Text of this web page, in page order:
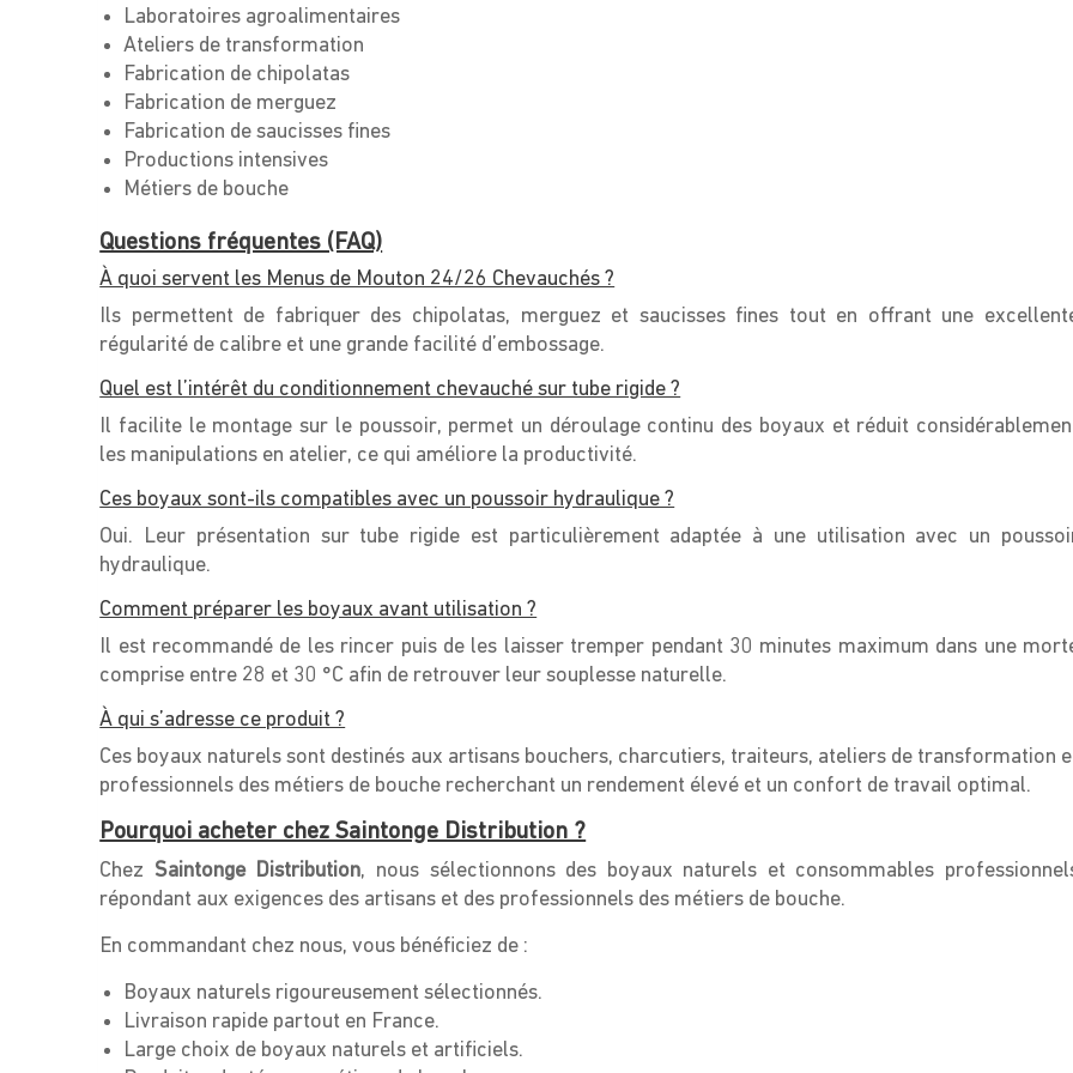
Laboratoires agroalimentaires
Ateliers de transformation
Fabrication de chipolatas
Fabrication de merguez
Fabrication de saucisses fines
Productions intensives
Métiers de bouche
Questions fréquentes (FAQ)
À quoi servent les Menus de Mouton 24/26 Chevauchés ?
Ils permettent de fabriquer des chipolatas, merguez et saucisses fines tout en offrant une
régularité de calibre et une grande facilité d’embossage.
Quel est l’intérêt du conditionnement chevauché sur tube rigide ?
Il facilite le montage sur le poussoir, permet un déroulage continu des boyaux et réduit
les manipulations en atelier, ce qui améliore la productivité.
Ces boyaux sont-ils compatibles avec un poussoir hydraulique ?
Oui. Leur présentation sur tube rigide est particulièrement adaptée à une utilisation avec un
hydraulique.
Comment préparer les boyaux avant utilisation ?
Il est recommandé de les rincer puis de les laisser tremper pendant 30 minutes maximum dans une
comprise entre 28 et 30 °C afin de retrouver leur souplesse naturelle.
À qui s’adresse ce produit ?
Ces boyaux naturels sont destinés aux artisans bouchers, charcutiers, traiteurs, ateliers de transformation
professionnels des métiers de bouche recherchant un rendement élevé et un confort de travail optimal.
Pourquoi acheter chez Saintonge Distribution ?
Chez Saintonge Distribution, nous sélectionnons des boyaux naturels et consommables
répondant aux exigences des artisans et des professionnels des métiers de bouche.
En commandant chez nous, vous bénéficiez de :
Boyaux naturels rigoureusement sélectionnés.
Livraison rapide partout en France.
Large choix de boyaux naturels et artificiels.